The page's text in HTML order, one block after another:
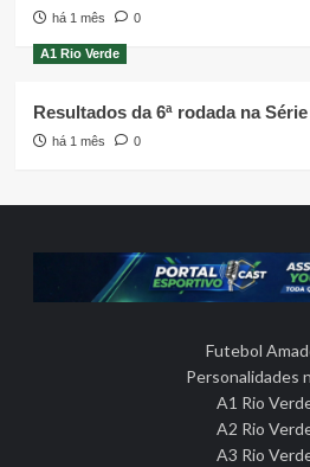
há 1 mês 0
A1 Rio Verde
Resultados da 6ª rodada na
há 1 mês 0
Futebol
Personalidades
A1 Rio
A2 Rio
A3 Rio